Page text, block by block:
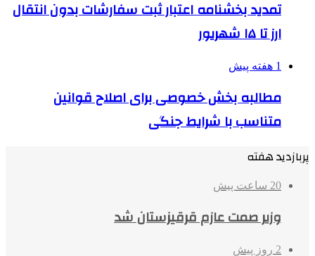
تمدید بخشنامه اعتبار ثبت سفارشات بدون انتقال
ارز تا ۱۵ شهریور
1 هفته پیش
مطالبه بخش خصوصی برای اصلاح قوانین
متناسب با شرایط جنگی
پربازدید هفته
20 ساعت پیش
وزیر صمت عازم قرقیزستان شد
2 روز پیش